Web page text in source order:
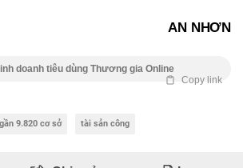
AN NHƠN
doanh tiêu dùng Thương gia Online
Copy link
gần 9.820 cơ sở tài sản công